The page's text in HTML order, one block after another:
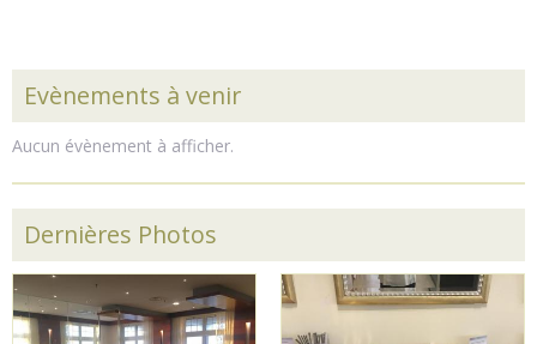
Evènements à venir
Aucun évènement à afficher.
Dernières Photos